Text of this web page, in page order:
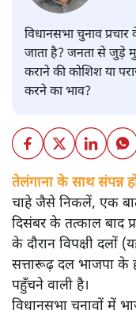
विधानसभा चुनाव
जाता है? जनता से जुड़े
कराने की कोशिश या
करने का भाव?
तेलंगाना के साथ संपन्न
चाहे जैसे निकलें, एक
दिसंबर के तत्काल बाद
के दौरान विपक्षी दलों
सत्तारूढ़ दल भाजपा के
पहुँचने वाली है।
विधानसभा चुनावों में